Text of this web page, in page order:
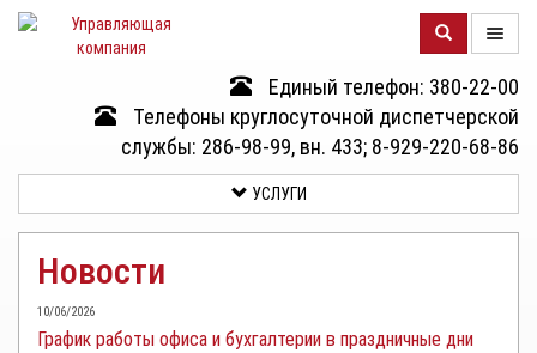
Единый телефон: 380-22-00
Телефоны круглосуточной диспетчерской
службы: 286-98-99, вн. 433; 8-929-220-68-86
КОМПАНИИ
УСЛУГИ
ДОКУМЕНТЫ
УСЛУГИ
Новости
10/06/2026
График работы офиса и бухгалтерии в праздничные дни